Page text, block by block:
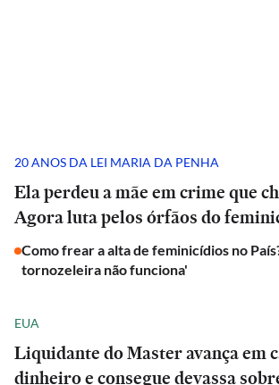
20 ANOS DA LEI MARIA DA PENHA
Ela perdeu a mãe em crime que
Agora luta pelos órfãos do
Como frear a alta de feminicídios no
tornozeleira não funciona'
EUA
Liquidante do Master avança em
dinheiro e consegue devassa